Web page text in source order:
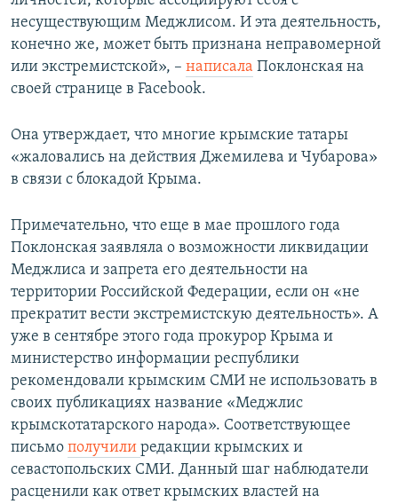
несуществующим Меджлисом. И эта деятельность,
конечно же, может быть признана неправомерной
или экстремистской», – написала Поклонская на
своей странице в Facebook.
Она утверждает, что многие крымские татары
«жаловались на действия Джемилева и Чубарова»
в связи с блокадой Крыма.
Примечательно, что еще в мае прошлого года
Поклонская заявляла о возможности ликвидации
Меджлиса и запрета его деятельности на
территории Российской Федерации, если он «не
прекратит вести экстремистскую деятельность». А
уже в сентябре этого года прокурор Крыма и
министерство информации республики
рекомендовали крымским СМИ не использовать в
своих публикациях название «Меджлис
крымскотатарского народа». Соответствующее
письмо получили редакции крымских и
севастопольских СМИ. Данный шаг наблюдатели
расценили как ответ крымских властей на